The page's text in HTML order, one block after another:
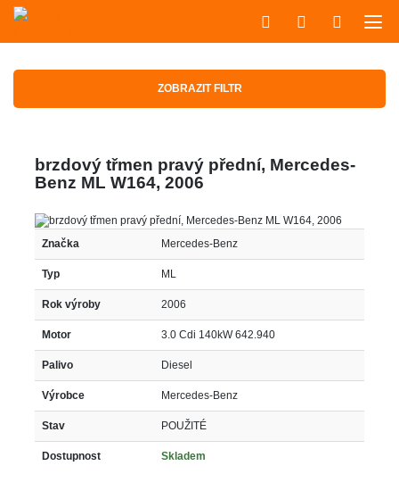
ZOBRAZIT FILTR
brzdový třmen pravý přední, Mercedes-
Benz ML W164, 2006
Značka Mercedes-Benz
Typ ML
Rok výroby 2006
Motor 3.0 Cdi 140kW 642.940
Palivo Diesel
Výrobce Mercedes-Benz
Stav POUŽITÉ
Dostupnost Skladem